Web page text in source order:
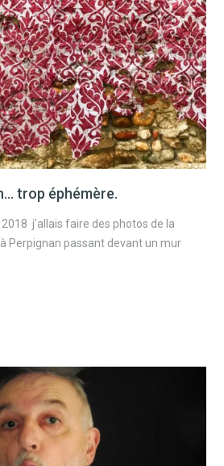
trop éphémère.
j’allais faire des photos de la
Perpignan passant devant un mur